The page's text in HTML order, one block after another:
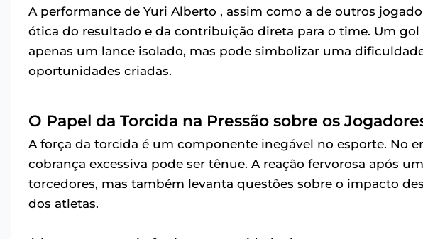
A performance de Yuri Alberto , assim como a de outros
ótica do resultado e da contribuição direta para o time. Um
apenas um lance isolado, mas pode simbolizar uma
oportunidades criadas.
O Papel da Torcida na Pressão sobre os
A força da torcida é um componente inegável no esporte. No
cobrança excessiva pode ser tênue. A reação fervorosa após
torcedores, mas também levanta questões sobre o impacto
dos atletas.